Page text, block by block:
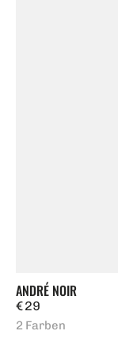
ANDRÉ NOIR
Regulärer
Preis
€ 29
2 Farben